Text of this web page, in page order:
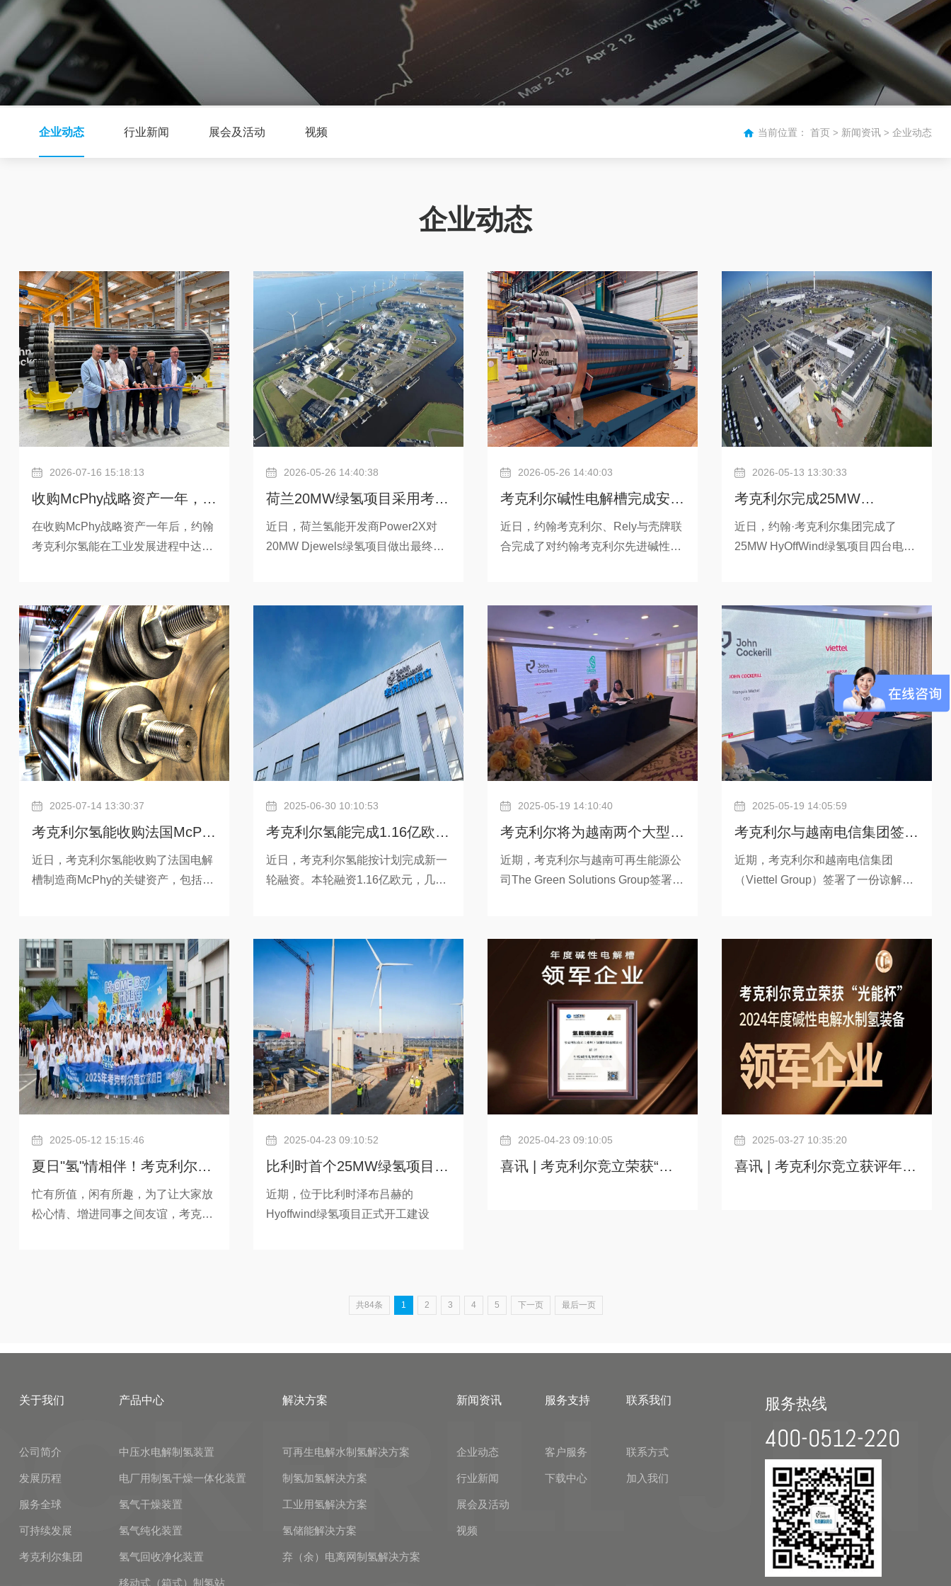
企业动态 行业新闻 展会及活动 视频 当前位置： 首页 > 新闻资讯 >企业动态
企业动态
2026-07-16 15:18:13
收购McPhy战略资产一年，约
翰考克利尔氢能实现新里程碑
在收购McPhy战略资产一年后，约翰
考克利尔氢能在工业发展进程中达到
成了首套5MW电解槽的制造和组装。
同时，约翰考克利尔氢能即将在法国
阿斯帕赫启动40MW荷兰绿色氢能项
目的电解槽生产。这两项成果充分体
现了约翰考克利尔氢能各工业基地之
间的协同互补，以及支持欧洲氢能市
场发展的能力。自2025年7月约翰考
克利尔氢能收购了McPhy包括贝尔福
2026-05-26 14:40:38
荷兰20MW绿氢项目采用考克
利尔制氢设备
近日，荷兰氢能开发商Power2X对
20MW Djewels绿氢项目做出最终投
尔(Delfzijl)，将采用约翰考克利尔的
创新加压碱性电解水制氢设备，预计
2028年年中投产。Djewels绿氢项目
采用约翰考克利尔的创新加压碱性电
解水制氢技术，可以在更高压力和电
流密度下生产氢气。该技术可实现更
高效的氢气生产，并将为未来规模化
2026-05-26 14:40:03
考克利尔碱性电解槽完成安全
性、可操作性和可维护性的评
估
近日，约翰考克利尔、Rely与壳牌联
合完成了对约翰考克利尔先进碱性加
于电解槽及气液分离框架——这些是
Rely旗下“Clear100+”100MW绿氢工
厂的关键组成部分，该解决方案适用
于不同市场的部署需求。通过此次合
作，约翰考克利尔与Rely向壳牌详细
展示了标准化模块的可操作性，以及
预防重大危险源的安全设计理念。壳
牌则分享了其对大规模绿
2026-05-13 13:30:33
考克利尔完成25MW
HyOffWind绿氢项目的电解槽
安装
近日，约翰·考克利尔集团完成了
25MW HyOffWind绿氢项目四台电解
团将重点推进系统集成、剩余压缩机
组进场安装、管线连接和调试工作。
HyOffWind绿氢项目位于比利时泽布
吕赫港，由比利时可再生能源开发商
Virya Energy联合HyoffGreen公司和
梅塞尔集团联合开发，由约翰·考克利
尔集团和BESIX、BESIX En
2025-07-14 13:30:37
考克利尔氢能收购法国McPhy
关键资产，加速新一代电解槽
开发
近日，考克利尔氢能收购了法国电解
槽制造商McPhy的关键资产，包括贝
了McPhy贝尔福超级工厂的持续运
营，同时也为考克利尔氢能开发新一
代电解槽提供了支撑，保障了对能源
转型至关重要的战略性技术方面的连
续性。此次收购是能源转型领域产业
整合大趋势之一。电解槽行业如今正
步入成熟阶段，在此阶段，唯有具备
大规模工业化、交付及集成技术的企
业，才能
2025-06-30 10:10:53
考克利尔氢能完成1.16亿欧元
融资，持续推进战略发展计划
近日，考克利尔氢能按计划完成新一
轮融资。本轮融资1.16亿欧元，几乎
团、全球能源技术巨头斯伦贝谢
（SLB）以及Technip Energies与考
克利尔的合资公司Rely通过参与此次
融资展示了他们的长期愿景，即推动
业务加速发展及下一代碱性加压电解
槽技术的研发。比利时联邦控股和投
资公司SFPIM与瓦隆地区的经济金融
机构Wallonie
2025-05-19 14:10:40
考克利尔将为越南两个大型绿
氢和绿氨项目提供电解槽
近期，考克利尔与越南可再生能源公
司The Green Solutions Group签署了
Tre）绿氢及绿氨生产项目选择加压
碱性电解槽的OEM及长期合作伙伴。
此次战略合作旨在基于碱性水电解技
术，将考克利尔在氢能解决方案方面
的丰富专业知识与 The Green
Solutions Group在该地区创新的可再
生能源倡议相结合
2025-05-19 14:05:59
考克利尔与越南电信集团签署
谅解备忘录，助力越南能源转
型
近期，考克利尔和越南电信集团
（Viettel Group）签署了一份谅解备
链，以及在其他能源转型解决方案方
面的长期合作，如在冷却塔、熔盐和
核能等领域的合作机会，包括国内市
场和出口潜力。作为公认的国际工业
和技术公司，越南电信集团正通过其
制造和高科技部门寻求与可再生能源
和碳中和相关的多样化发展，并热衷
于探索支持越南能源转型的方法。考
2025-05-12 15:15:46
夏日"氢"情相伴！考克利尔竞
立家庭日来了
忙有所值，闲有所趣，为了让大家放
松心情、增进同事之间友谊，考克利
2025-04-23 09:10:52
比利时首个25MW绿氢项目启
动，电解槽由考克利尔提供
近期，位于比利时泽布吕赫的
Hyoffwind绿氢项目正式开工建设
2025-04-23 09:10:05
喜讯 | 考克利尔竞立荣获“金
2025-03-27 10:35:20
喜讯 | 考克利尔竞立获评年度
共84条 1 2 3 4 5 下一页 最后一页
关于我们
公司简介
发展历程
服务全球
可持续发展
考克利尔集团
产品中心
中压水电解制氢装置
电厂用制氢干燥一体化装置
氢气干燥装置
氢气纯化装置
氢气回收净化装置
移动式（箱式）制氢站
解决方案
可再生电解水制氢解决方案
制氢加氢解决方案
工业用氢解决方案
氢储能解决方案
弃（余）电离网制氢解决方案
新闻资讯
企业动态
行业新闻
展会及活动
视频
服务支持
客户服务
下载中心
联系我们
联系方式
加入我们
服务热线
400-0512-220